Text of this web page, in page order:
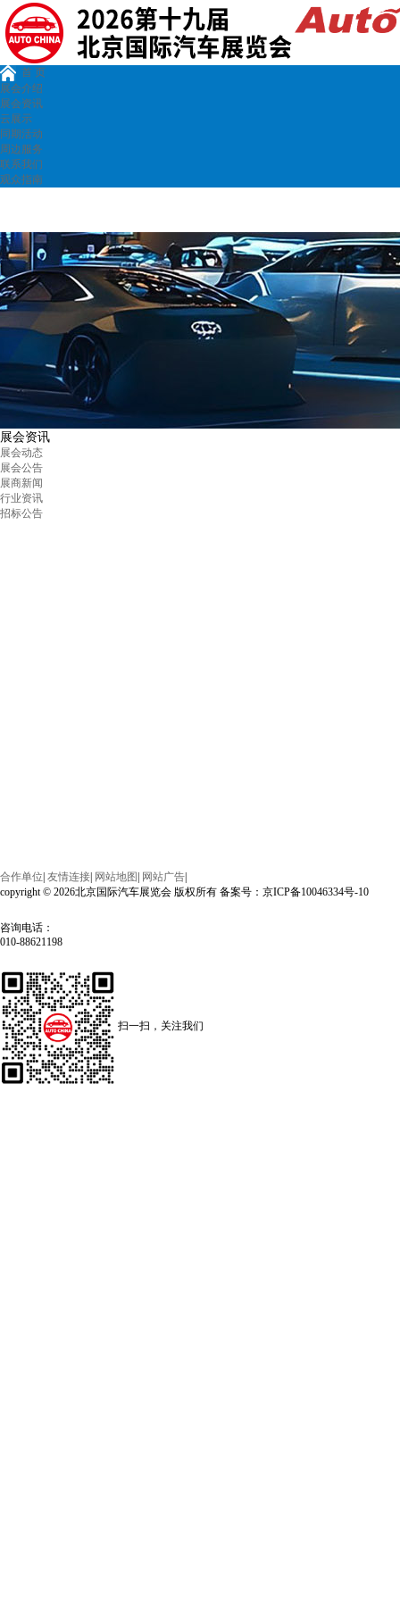
首 页
展会介绍
展会资讯
云展示
同期活动
周边服务
联系我们
观众指南
展会资讯
展会动态
展会公告
展商新闻
行业资讯
招标公告
合作单位 友情连接 网站地图 网站广告
copyright © 2026北京国际汽车展览会 版权所有 备案号：京ICP备10046334号-10
咨询电话：
010-88621198
扫一扫，关注我们